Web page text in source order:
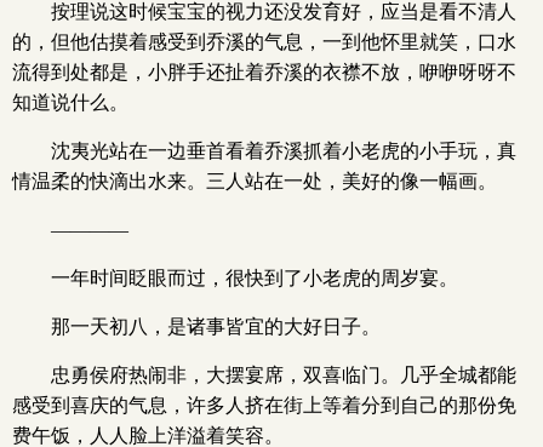
按理说这时候宝宝的视力还没发育好，应当是看不清人
的，但他估摸着感受到乔溪的气息，一到他怀里就笑，口水
流得到处都是，小胖手还扯着乔溪的衣襟不放，咿咿呀呀不
知道说什么。
沈夷光站在一边垂首看着乔溪抓着小老虎的小手玩，真
情温柔的快滴出水来。三人站在一处，美好的像一幅画。
————
一年时间眨眼而过，很快到了小老虎的周岁宴。
那一天初八，是诸事皆宜的大好日子。
忠勇侯府热闹非，大摆宴席，双喜临门。几乎全城都能
感受到喜庆的气息，许多人挤在街上等着分到自己的那份免
费午饭，人人脸上洋溢着笑容。